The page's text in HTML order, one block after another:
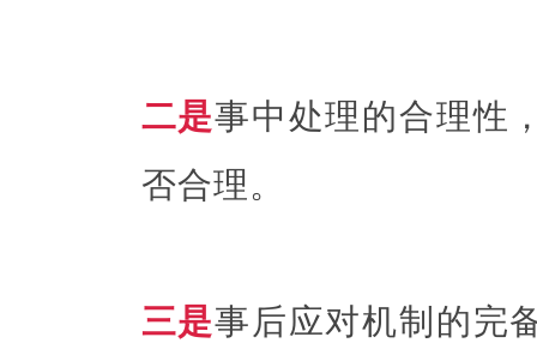
二是事中处理的合理性
否合理。
三是事后应对机制的完